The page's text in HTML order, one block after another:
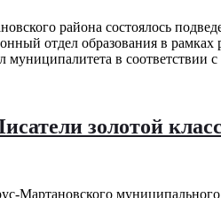
района состоялось
отдел образования в
муниципалитета в
золотой
Мартановского